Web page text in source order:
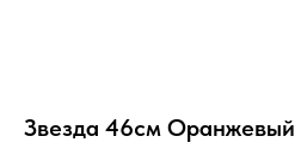
Звезда 46см Оранжевый